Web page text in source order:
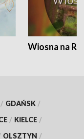
Wiosna na
/ GDAŃSK /
/ KIELCE /
OLSZTYN /